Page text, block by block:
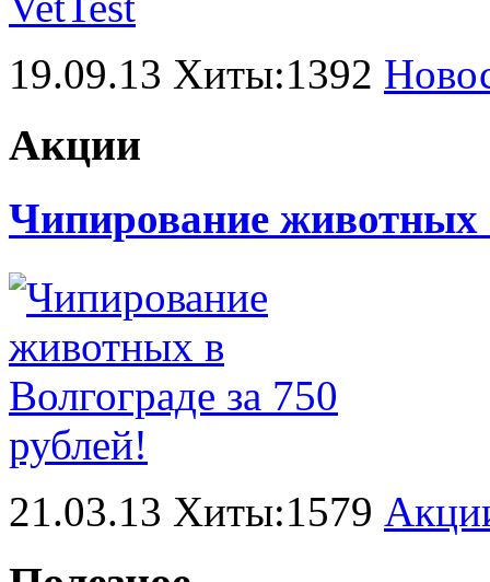
19.09.13 Хиты:1392
Акции
Чипирование животных
21.03.13 Хиты:1579